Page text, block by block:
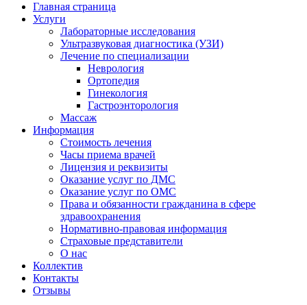
Главная страница
Услуги
Лабораторные исследования
Ультразвуковая диагностика (УЗИ)
Лечение по специализации
Неврология
Ортопедия
Гинекология
Гастроэнторология
Массаж
Информация
Стоимость лечения
Часы приема врачей
Лицензия и реквизиты
Оказание услуг по ДМС
Оказание услуг по ОМС
Права и обязанности гражданина в сфере
здравоохранения
Нормативно-правовая информация
Страховые представители
О нас
Коллектив
Контакты
Отзывы